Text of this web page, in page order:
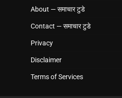
About — समाचार टुडे
Contact — समाचार टुडे
Privacy
Disclaimer
Terms of Services